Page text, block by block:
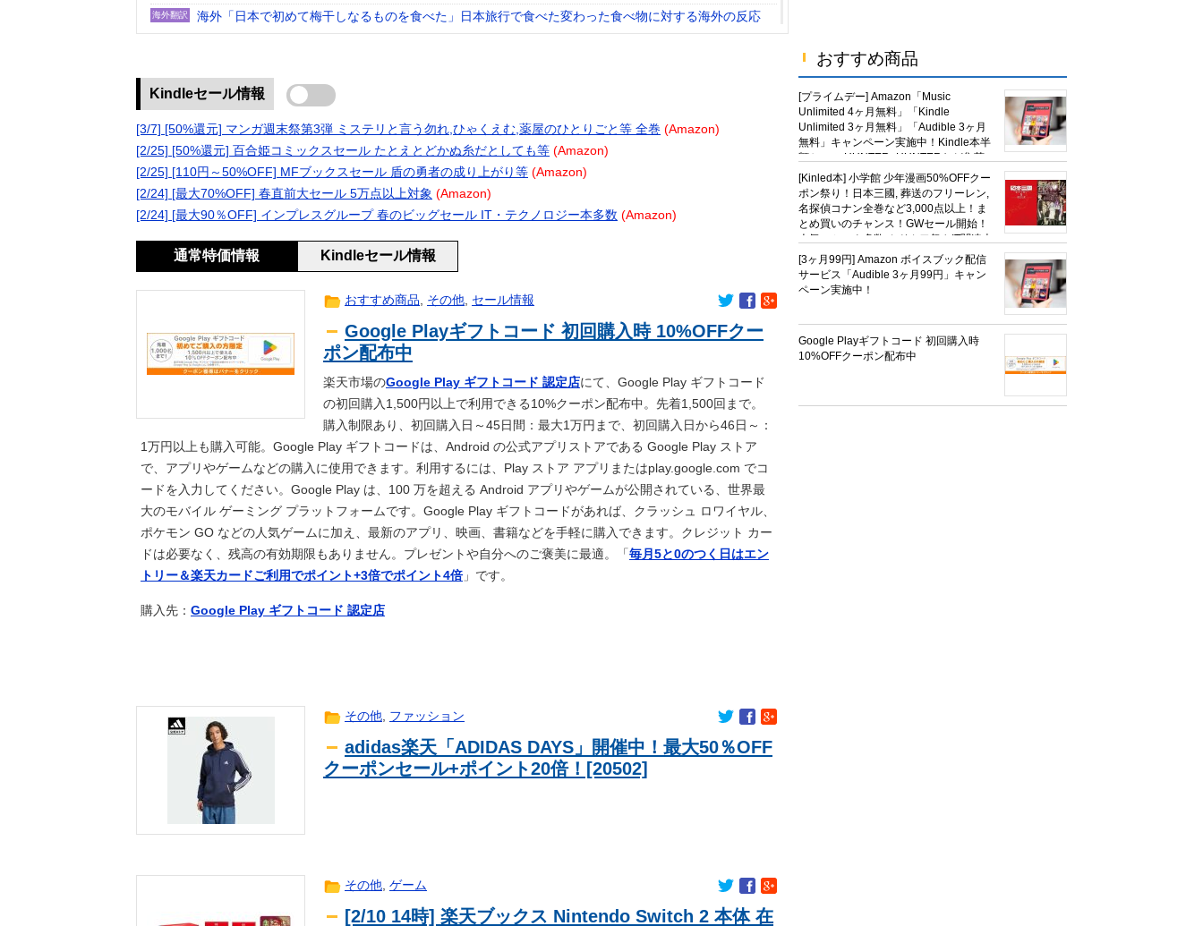
海外翻訳 海外「日本で初めて梅干しなるものを食べた」日本旅行で食べた変わった食べ物に対する海外の反応
趣味 アマゾンの密林に眠る「幻の文明」の痕跡。400もの巨大遺構を新たに発見
2ch 【悲報】クロちゃん、まともになってしまう
趣味 日産e-power、無給油で1980km走行しギネス記録を達成
2ch
【正論】今の20代「タモリっておもしろくないじゃん。笑ったことないんだけど、なにがすごい
の？」
【訃報】名探偵コナン声優が死去 → 今トンデモナイことになってる・・・
ｽﾎﾟｰﾂ
森保監督、パラグアイ戦の国歌斉唱で涙！中国人「尊敬に値する」「中国に彼のような使命感を持つ
2ch 生きがいありますか？
「ポケパーク カントー」初公開！600匹を超えるポケモンたちが暮らす世界が凄かった
ｱﾆﾒ ストーリーをクリアした後が本番みたいなゲーム教えてくれ
news 中国企業Zbtlink製のルーター20機種にバックドア… 外部から完全制御のおそれ
【悲報】玉川徹さん、8月6日の原爆の日にトンデモ持論を展開し物議… → ネット「それ、今日言うこ
となのか…？」ｗｗｗｗｗｗｗｗｗｗｗｗｗ
【ポケスリ】食材とくいは59でとめてるが妥協だとしてもAAxはやめたほうがいいな…
【速報】冨安がクリスタルパレスへ加入！！プレシーズン参加から本契約へ！
ｱﾆﾒ 再公開済み記事リスト（7月2日更新）
【修羅場】突然、中高の友人「H」から訴状が届いた私 → 夫と私、さらにいずれも同じ学校の生徒
で、クラス委員を務めた人たちが訴えられた → その理由が・・・
【悲報】友達の娘（女子高生）の二の腕を、夫がパクパクあまがみしてた→結果ｗｗｗｗｗｗｗｗｗ
ｱﾆﾒ 【急募】ビールとレモンサワーにおすすめのおつまに
ｽﾎﾟｰﾂ 浦和退団のMF安部裕葵、J2今治に加入が決定「全力で頑張ります」（関連まとめ）
2ch 【１０円セール】夏の同人祭り１０円きたー！！！！！！！！！
センスが神なパロディHビデオｗｗｗｗｗｗｗ
外騒然！【海外の反応】
芸能 【日向坂46】まさかの楽曲も披露！『三期生LIVE』愛知公演のレポがこちら
涌井秀章(40) 2.88 3勝1敗 4QS K/BB10.00
【ポケチャン】俺以外が使うと強いポケモン
海外「お前らにとってのマジで笑える日本アニメ教えて」
【ウマ娘】新人女性声優さん、いきなり水着姿をXで披露ｗｗｗｗ
【ウマ娘】自分の胸を主張してトレーナーに迫るルラち
わい、まじで太ってるけど走っても膝痛めない体質みたいでラッキーｗｗｗ
Kindleセール情報
[3/7] [50%還元] マンガ週末祭第3弾 ミステリと言う勿れ,ひゃくえむ,薬屋のひとりごと等 全巻 (Amazon)
[2/25] [50%還元] 百合姫コミックスセール たとえとどかぬ糸だとしても等 (Amazon)
[2/25] [110円～50%OFF] MFブックスセール 盾の勇者の成り上がり等 (Amazon)
[2/24] [最大70%OFF] 春直前大セール 5万点以上対象 (Amazon)
[2/24] [最大90％OFF] インプレスグループ 春のビッグセール IT・テクノロジー本多数 (Amazon)
通常特価情報 Kindleセール情報
おすすめ商品, その他, セール情報
Google Playギフトコード 初回購入時 10%OFFクー
ポン配布中
楽天市場のGoogle Play ギフトコード 認定店にて、Google Play ギフトコード
の初回購入1,500円以上で利用できる10%クーポン配布中。先着1,500回まで。
購入制限あり、初回購入日～45日間：最大1万円まで、初回購入日から46日～：
1万円以上も購入可能。Google Play ギフトコードは、Android の公式アプリストアである Google Play ストア
で、アプリやゲームなどの購入に使用できます。利用するには、Play ストア アプリまたはplay.google.com でコ
ードを入力してください。Google Play は、100 万を超える Android アプリやゲームが公開されている、世界最
大のモバイル ゲーミング プラットフォームです。Google Play ギフトコードがあれば、クラッシュ ロワイヤル、
ポケモン GO などの人気ゲームに加え、最新のアプリ、映画、書籍などを手軽に購入できます。クレジット カー
ドは必要なく、残高の有効期限もありません。プレゼントや自分へのご褒美に最適。「 毎月5と0のつく日はエン
トリー＆楽天カードご利用でポイント+3倍でポイント4倍」です。
購入先： Google Play ギフトコード 認定店
その他, ファッション
adidas楽天「ADIDAS DAYS」開催中！最大50％OFF
クーポンセール+ポイント20倍！[20502]
その他, ゲーム
[2/10 14時] 楽天ブックス Nintendo Switch 2 本体 在
おすすめ商品
[プライムデー] Amazon「Music
Unlimited 4ヶ月無料」「Kindle
Unlimited 3ヶ月無料」「Audible 3ヶ月
無料」キャンペーン実施中！Kindle本半
額セール HUNTER×HUNTERなど集英
社、無職転生,幼女戦記など
KADOKAWA、キャプテン翼100円セー
ルも！
[Kinled本] 小学館 少年漫画50%OFFクー
ポン祭り！日本三國, 葬送のフリーレン,
名探偵コナン全巻など3,000点以上！ま
とめ買いのチャンス！GWセール開始！
人気コミック多数 カドカワ祭やIT関連本
がセールに！
[3ヶ月99円] Amazon ボイスブック配信
サービス「Audible 3ヶ月99円」キャン
ペーン実施中！
Google Playギフトコード 初回購入時
10%OFFクーポン配布中